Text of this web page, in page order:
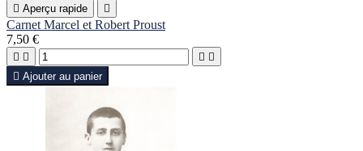
 Aperçu rapide 
Carnet Marcel et Robert Proust
7,50 €
   
 Ajouter au panier